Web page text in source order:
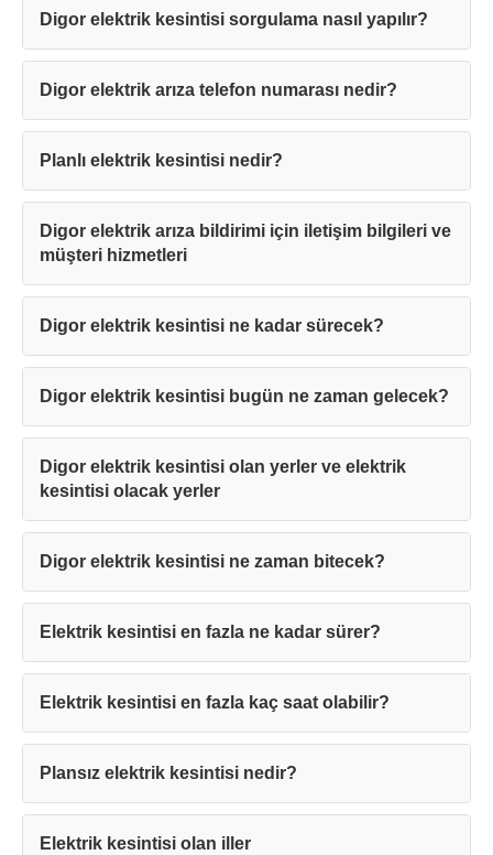
Digor elektrik kesintisi sorgulama nasıl yapılır?
Digor elektrik arıza telefon numarası nedir?
Planlı elektrik kesintisi nedir?
Digor elektrik arıza bildirimi için iletişim bilgileri ve
müşteri hizmetleri
Digor elektrik kesintisi ne kadar sürecek?
Digor elektrik kesintisi bugün ne zaman gelecek?
Digor elektrik kesintisi olan yerler ve elektrik
kesintisi olacak yerler
Digor elektrik kesintisi ne zaman bitecek?
Elektrik kesintisi en fazla ne kadar sürer?
Elektrik kesintisi en fazla kaç saat olabilir?
Plansız elektrik kesintisi nedir?
Elektrik kesintisi olan iller
Teşekkürler!
Mesajınız başarıyla ulaştırıldı. En kısa
sürede sizinle iletişime geçilecektir.